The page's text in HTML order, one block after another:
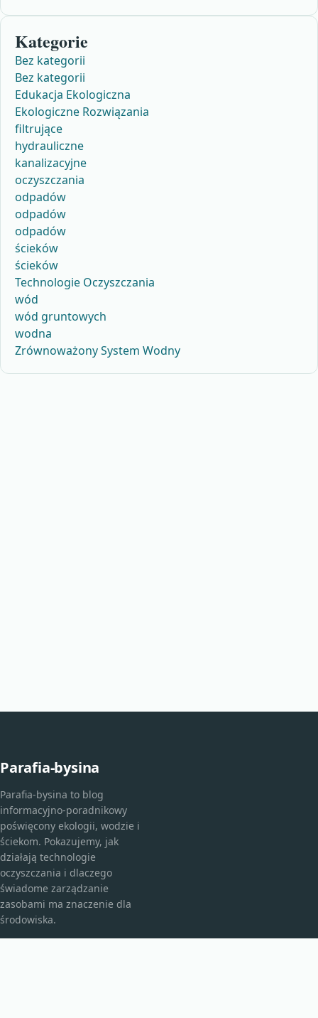
Kategorie
Bez kategorii
Bez kategorii
Edukacja Ekologiczna
Ekologiczne Rozwiązania
filtrujące
hydrauliczne
kanalizacyjne
oczyszczania
odpadów
odpadów
odpadów
ścieków
ścieków
Technologie Oczyszczania
wód
wód gruntowych
wodna
Zrównoważony System Wodny
Parafia-bysina
Parafia-bysina to blog
informacyjno-poradnikowy
poświęcony ekologii, wodzie i
ściekom. Pokazujemy, jak
działają technologie
oczyszczania i dlaczego
świadome zarządzanie
zasobami ma znaczenie dla
środowiska.